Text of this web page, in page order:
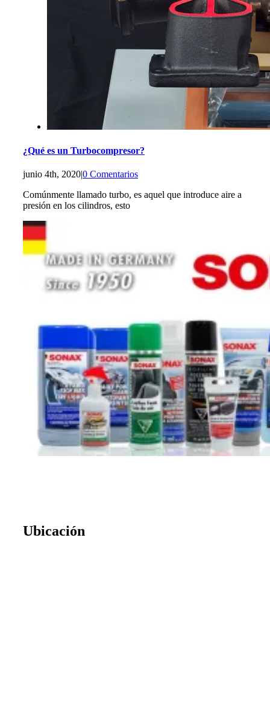
¿Qué es un Turbocompresor?
junio 4th, 2020|0 Comentarios
Comúnmente llamado turbo, es aquel que introduce aire a
presión en los cilindros, esto
Ubicación